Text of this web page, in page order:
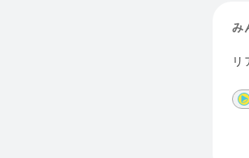
み
リ